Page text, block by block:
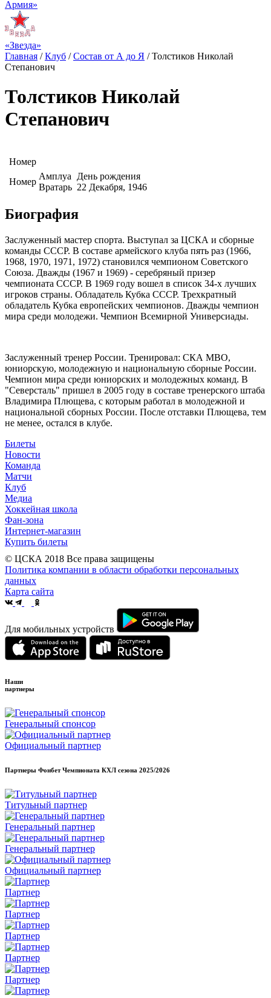
Армия»
«Звезда»
Главная /Клуб /Состав от А до Я /Толстиков Николай
Степанович
Толстиков Николай
Степанович
Номер
Номер
Амплуа
Вратарь
День рождения
22 Декабря, 1946
Биография
Заслуженный мастер спорта. Выступал за ЦСКА и сборные
команды СССР. В составе армейского клуба пять раз (1966,
1968, 1970, 1971, 1972) становился чемпионом Советского
Союза. Дважды (1967 и 1969) - серебряный призер
чемпионата СССР. В 1969 году вошел в список 34-х лучших
игроков страны. Обладатель Кубка СССР. Трехкратный
обладатель Кубка европейских чемпионов. Дважды чемпион
мира среди молодежи. Чемпион Всемирной Универсиады.
Заслуженный тренер России. Тренировал: СКА МВО,
юниорскую, молодежную и национальную сборные России.
Чемпион мира среди юниорских и молодежных команд. В
"Северсталь" пришел в 2005 году в составе тренерского штаба
Владимира Плющева, с которым работал в молодежной и
национальной сборных России. После отставки Плющева, тем
не менее, остался в клубе.
Билеты
Новости
Команда
Матчи
Клуб
Медиа
Хоккейная школа
Фан-зона
Интернет-магазин
Купить билеты
© ЦСКА 2018 Все права защищены
Политика компании в области обработки персональных
данных
Карта сайта
Для мобильных устройств
Наши
партнеры
Генеральный спонсор
Официальный партнер
Партнеры Фонбет Чемпионата КХЛ сезона 2025/2026
Титульный партнер
Генеральный партнер
Генеральный партнер
Официальный партнер
Партнер
Партнер
Партнер
Партнер
Партнер